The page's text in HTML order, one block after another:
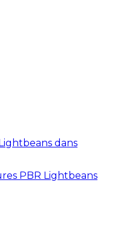
dans
PBR Lightbeans